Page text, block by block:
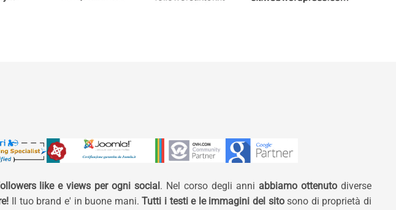
like e views per ogni social. Nel corso degli anni abbiamo ottenuto diverse
Il tuo brand e' in buone mani.Tutti i testi e le immagini del sitosono di proprietà di